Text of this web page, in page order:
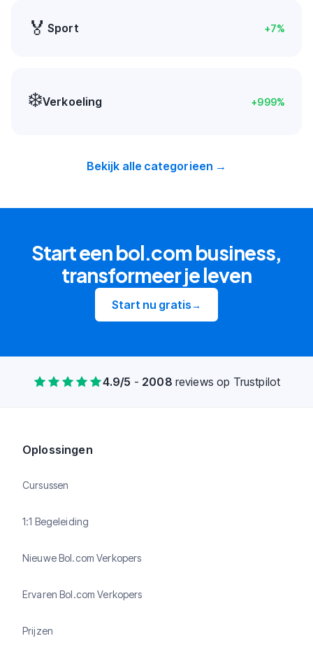
🏅 Sport +7%
❄️Verkoeling +999%
Bekijk alle categorieen →
Start een bol.com business,
transformeer je leven
Start nu gratis→
4.9/5 - 2008 reviews op Trustpilot
Oplossingen
Cursussen
1:1 Begeleiding
Nieuwe Bol.com Verkopers
Ervaren Bol.com Verkopers
Prijzen